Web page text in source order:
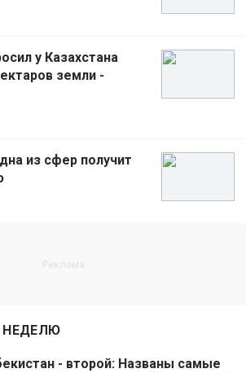
у Казахстана
земли -
из сфер получит
НЕДЕЛЮ
- второй: Названы самые